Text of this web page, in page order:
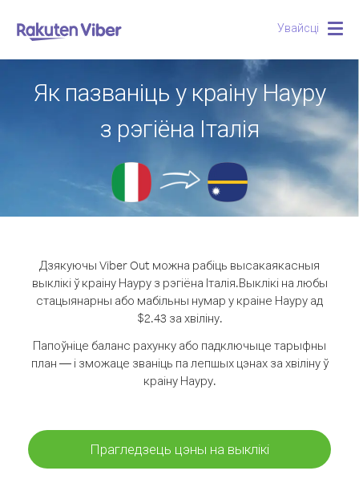
Увайсці
Як пазваніць у краіну Науру
з рэгіёна Італія
Дзякуючы Viber Out можна рабіць высакаякасныя
выклікі ў краіну Науру з рэгіёна Італія.Выклікі на любы
стацыянарны або мабільны нумар у краіне Науру ад
$2.43 за хвіліну.
Папоўніце баланс рахунку або падключыце тарыфны
план — і зможаце званіць па лепшых цэнах за хвіліну ў
краіну Науру.
Прагледзець цэны на выклікі